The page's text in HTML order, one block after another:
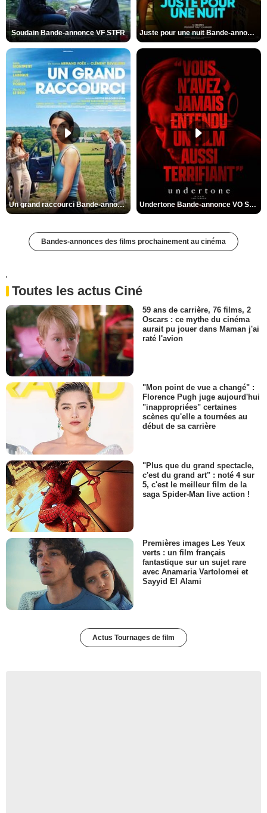
Soudain Bande-annonce VF STFR Juste pour une nuit Bande-annonce VO STFR
Un grand raccourci Bande-annonce VF Undertone Bande-annonce VO STFR
Bandes-annonces des films prochainement au cinéma
'
Toutes les actus Ciné
59 ans de carrière, 76 films, 2
Oscars : ce mythe du cinéma
aurait pu jouer dans Maman j'ai
raté l'avion
"Mon point de vue a changé" :
Florence Pugh juge aujourd'hui
"inappropriées" certaines
scènes qu'elle a tournées au
début de sa carrière
"Plus que du grand spectacle,
c'est du grand art" : noté 4 sur
5, c'est le meilleur film de la
saga Spider-Man live action !
Premières images Les Yeux
verts : un film français
fantastique sur un sujet rare
avec Anamaria Vartolomei et
Sayyid El Alami
Actus Tournages de film